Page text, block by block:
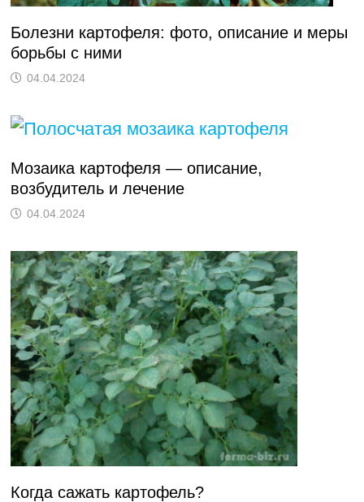
Болезни картофеля: фото, описание и меры
борьбы с ними
04.04.2024
Мозаика картофеля — описание,
возбудитель и лечение
04.04.2024
Когда сажать картофель?